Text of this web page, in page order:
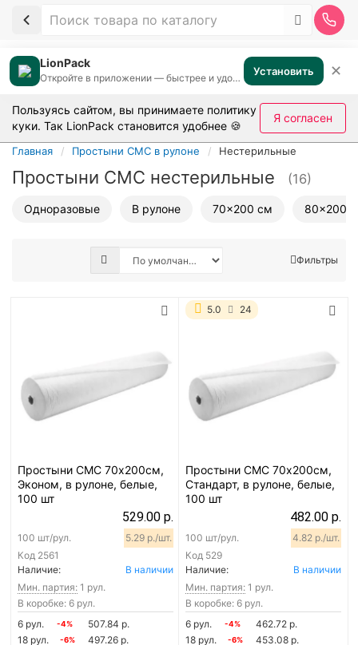
LionPack
Откройте в приложении — быстрее и удобнее Установить ✕
Пользуясь сайтом, вы принимаете политику
куки. Так LionPack становится удобнее 🍪
Я согласен
Главная Простыни СМС в рулоне Нестерильные
Простыни СМС нестерильные (16)
Одноразовые В рулоне 70x200 см 80x200
Фильтры
Простыни СМС 70х200см,
Эконом, в рулоне, белые,
100 шт
529.00 р.
Код 2561
100 шт/рул. 5.29 р./шт.
Наличие:
В наличии
Мин. партия: 1 рул.
В коробке: 6 рул.
6 рул.
-4%
507.84 р.
18 рул.
-6%
497.26 р.
5.0 24
Простыни СМС 70х200см,
Стандарт, в рулоне, белые,
100 шт
482.00 р.
Код 529
100 шт/рул. 4.82 р./шт.
Наличие:
В наличии
Мин. партия: 1 рул.
В коробке: 6 рул.
6 рул.
-4%
462.72 р.
18 рул.
-6%
453.08 р.